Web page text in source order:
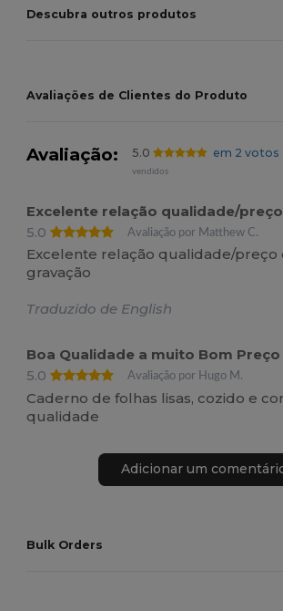
Descubra outros produtos
Avaliações de Clientes do Produto
Avaliação: 5.0 em 2 votos
vendidos
Excelente relação qualidade/preço
5.0
Avaliação por Matthew C.
Excelente relação qualidade/preço
gravação
Traduzido de English
Boa Qualidade a muito Bom Preço
5.0
Avaliação por Hugo M.
Caderno de folhas lisas, cozido e
qualidade
Adicionar um
Bulk Orders